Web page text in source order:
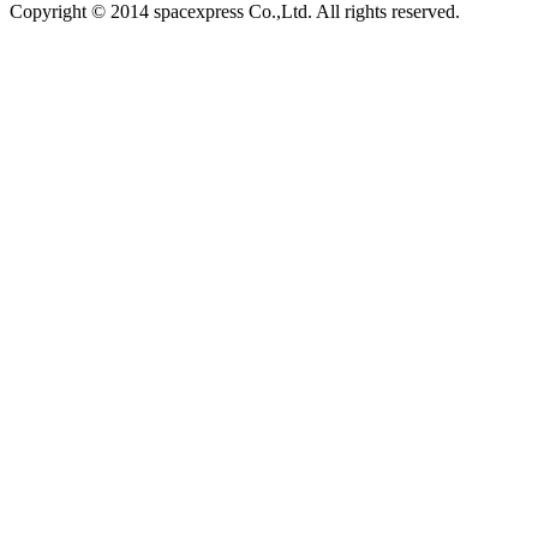
Copyright © 2014 spacexpress Co.,Ltd. All rights reserved.